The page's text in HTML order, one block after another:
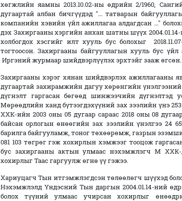
хөгжлийн яамны 2013.10.02-ны өдрийн 2/1960,
дугаартай албан бичгүүдэд "... татварын
компанийн хэвийн үйл ажиллагаа алдагдсан ..."
дэх Захиргааны хэргийн анхан шатны шүүх
холбогдох хэсгийг илт хууль бус болохыг
тогтоосон. Захиргааны байгууллагын хууль бус
Иргэний журмаар шийдвэрлүүлэх эрхтэйг зааж өгсөн.
Захиргааны хэрэг хянан шийдвэрлэх ажиллагааны
дугаартай захирамжийн дагуу хөрөнгийн
дүгнэлт гаргасан бөгөөд шинжээчийн дүгнэлтэд
Мөрөөдлийн ханд бүтээгдэхүүний зах зээлийн үнэ
ХХК-ийн 2003 оны 05 дугаар сараас 2018 оны 08
байсан орлогын өнөөгийн зах зээлийн үнэлгээ 24
барилга байгууламж, тоног төхөөрөмж, газрын
081 103 төгрөг гэж хохирлын хэмжээг тооцож
бус захиргааны актын улмаас нэхэмжлэгч М ХХК-
хохирлыг Таас гаргуулж өгнө үү гэжээ.
Хариуцагч Тын итгэмжлэгдсэн төлөөлөгч шүүхэд
Нэхэмжлэлд Үндэсний Тын даргын 2004.01.14-ний
болох түүний улмаас учирсан хохирлыг